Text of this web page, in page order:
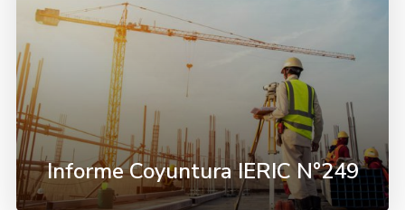
Informe Coyuntura IERIC N°249